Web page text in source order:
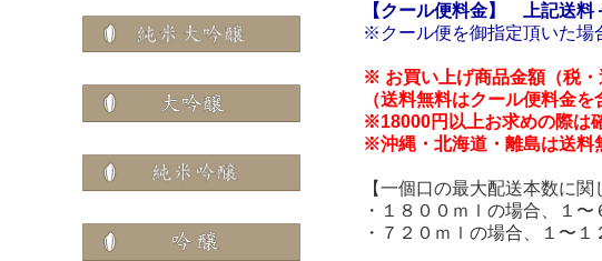
【クール便料金】
上記送料
※クール便を御指定頂いた場
※ お買い上げ商品金額（税
（送料無料はクール便料金
※18000円以上お求めの際は
※沖縄・北海道・離島は送料
【一個口の最大配送本数に関
・１８００ｍｌの場合、１
・７２０ｍｌの場合、１〜